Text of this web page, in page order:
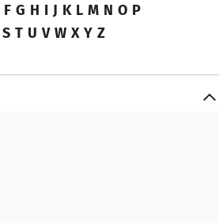
F G H I J K L M N O P
S T U V W X Y Z